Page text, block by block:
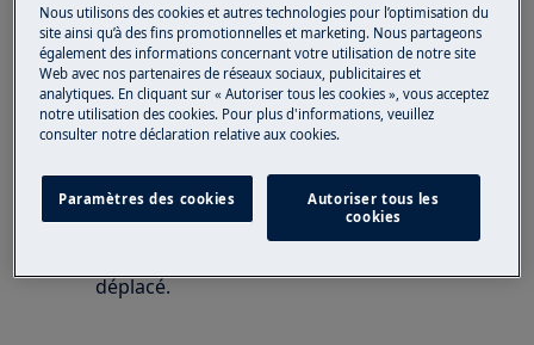
par le haut ne se ferme pas.
S'applique à
Machine à laver à chargement par le haut
Solution
Vérifiez si l'un des axes à droite ou à
déplacé.
Nous utilisons des cookies et autres technologies pour l’optimisation du
site ainsi qu’à des fins promotionnelles et marketing. Nous partageons
également des informations concernant votre utilisation de notre site
Web avec nos partenaires de réseaux sociaux, publicitaires et
analytiques. En cliquant sur « Autoriser tous les cookies », vous acceptez
notre utilisation des cookies. Pour plus d'informations, veuillez
consulter notre déclaration relative aux cookies.
Paramètres des cookies
Autoriser tous les
cookies